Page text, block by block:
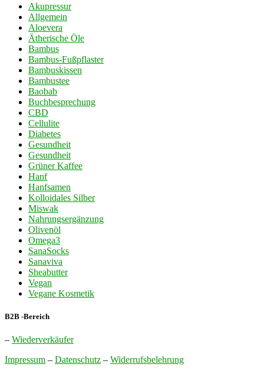
Akupressur
Allgemein
Aloevera
Ätherische Öle
Bambus
Bambus-Fußpflaster
Bambuskissen
Bambustee
Baobab
Buchbesprechung
CBD
Cellulite
Diabetes
Gesundheit
Gesundheit
Grüner Kaffee
Hanf
Hanfsamen
Kolloidales Silber
Miswak
Nahrungsergänzung
Olivenöl
Omega3
SanaSocks
Sanaviva
Sheabutter
Vegan
Vegane Kosmetik
B2B -Bereich
– Wiederverkäufer
Impressum – Datenschutz – Widerrufsbelehrung